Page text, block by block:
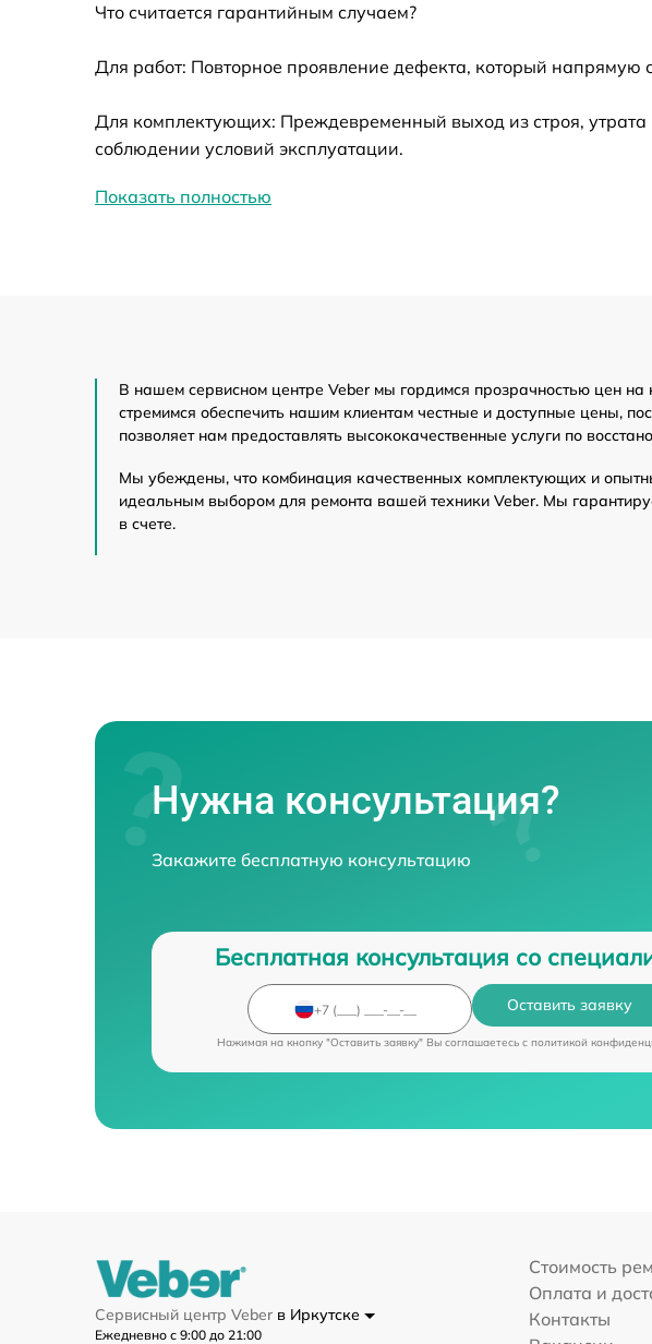
Замена процессора
Ремонт электронно-лучевой трубки
Ремонт датчика синхроимпульсов
Замена матрицы
Ремонт встроенного дальнометра и
других устройств
Ремонт оптики
Что считается гарантийным случаем?
Для работ: Повторное проявление дефекта, который напрямую
Для комплектующих: Преждевременный выход из строя, утрата
соблюдении условий эксплуатации.
Показать полностью
В нашем сервисном центре Veber мы гордимся прозрачностью цен
стремимся обеспечить нашим клиентам честные и доступные цены,
позволяет нам предоставлять высококачественные услуги по
Мы убеждены, что комбинация качественных комплектующих и
идеальным выбором для ремонта вашей техники Veber. Мы
в счете.
Нужна консультация?
Закажите бесплатную консультацию
Бесплатная консультация со
Оставить заявку
Нажимая на кнопку "Оставить заявку" Вы соглашаетесь c политикой
Сервисный центр Veber в Иркутске
Ежедневно с 9:00 до 21:00
Стоимость
Оплата и
Контакты